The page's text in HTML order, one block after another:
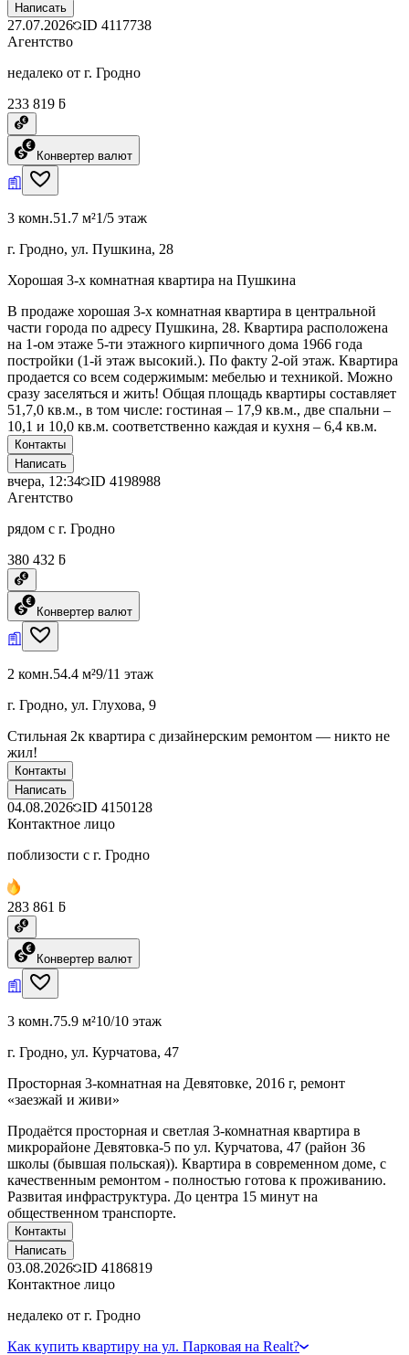
Написать
27.07.2026 ID 4117738
Агентство
недалеко от г. Гродно
233 819 ƃ
Конвертер валют
3 комн.51.7 м²1/5 этаж
г. Гродно, ул. Пушкина, 28
Хорошая 3-х комнатная квартира на Пушкина
В продаже хорошая 3-х комнатная квартира в центральной
части города по адресу Пушкина, 28. Квартира расположена
на 1-ом этаже 5-ти этажного кирпичного дома 1966 года
постройки (1-й этаж высокий.). По факту 2-ой этаж. Квартира
продается со всем содержимым: мебелью и техникой. Можно
сразу заселяться и жить! Общая площадь квартиры составляет
51,7,0 кв.м., в том числе: гостиная – 17,9 кв.м., две спальни –
10,1 и 10,0 кв.м. соответственно каждая и кухня – 6,4 кв.м.
Контакты
Написать
вчера, 12:34 ID 4198988
Агентство
рядом с г. Гродно
380 432 ƃ
Конвертер валют
2 комн.54.4 м²9/11 этаж
г. Гродно, ул. Глухова, 9
Стильная 2к квартира с дизайнерским ремонтом — никто не
жил!
Контакты
Написать
04.08.2026 ID 4150128
Контактное лицо
поблизости с г. Гродно
283 861 ƃ
Конвертер валют
3 комн.75.9 м²10/10 этаж
г. Гродно, ул. Курчатова, 47
Просторная 3-комнатная на Девятовке, 2016 г, ремонт
«заезжай и живи»
Продаётся просторная и светлая 3-комнатная квартира в
микрорайоне Девятовка-5 по ул. Курчатова, 47 (район 36
школы (бывшая польская)). Квартира в современном доме, с
качественным ремонтом - полностью готова к проживанию.
Развитая инфраструктура. До центра 15 минут на
общественном транспорте.
Контакты
Написать
03.08.2026 ID 4186819
Контактное лицо
недалеко от г. Гродно
Как купить квартиру на ул. Парковая на Realt?